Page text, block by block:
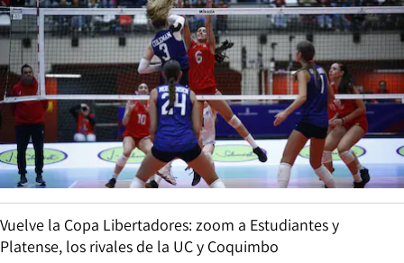
Vuelve la Copa Libertadores: zoom a Estudiantes y
Platense, los rivales de la UC y Coquimbo